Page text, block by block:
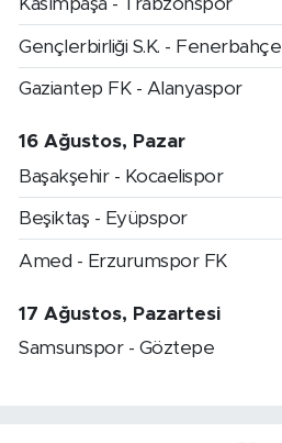
Kasımpaşa - Trabzonspor
Gençlerbirliği S.K. - Fenerbahçe
Gaziantep FK - Alanyaspor
16 Ağustos, Pazar
Başakşehir - Kocaelispor
Beşiktaş - Eyüpspor
Amed - Erzurumspor FK
17 Ağustos, Pazartesi
Samsunspor - Göztepe